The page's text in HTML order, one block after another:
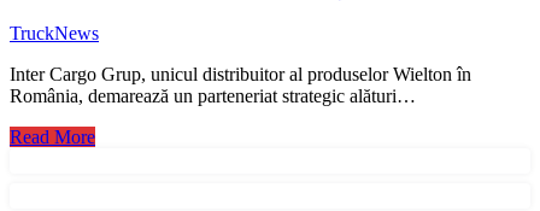
TruckNews
Inter Cargo Grup, unicul distribuitor al produselor Wielton în
România, demarează un parteneriat strategic alături…
Read More